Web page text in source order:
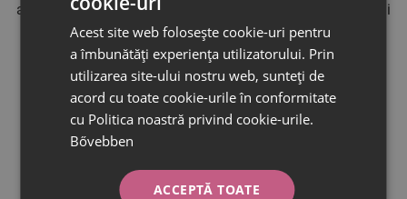
azért van szükség, mert ez fogja rögzíteni a fogak jelenlegi
helyzetét. A lenyomat a kezelés megtervezéséhez
elengedhetetlen.
ROMANIAN
Acest site web folosește cookie-uri pentru
a îmbunătăți experiența utilizatorului. Prin
utilizarea site-ului nostru web, sunteți de
acord cu toate cookie-urile în conformitate
cu Politica noastră privind cookie-urile.
Bővebben
ACCEPTĂ TOATE